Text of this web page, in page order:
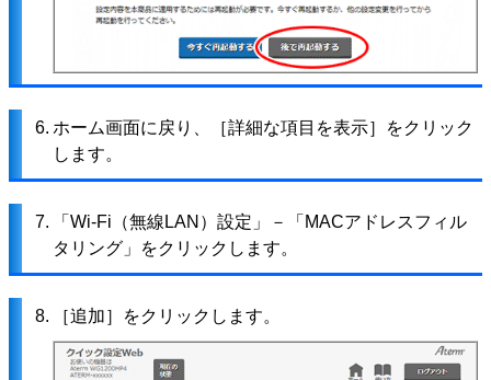
6. ホーム画面に戻り、［詳細な項目を表示］をクリック
します。
7.
「Wi-Fi（無線LAN）設定」－「MACアドレスフィル
タリング」をクリックします。
8. ［追加］をクリックします。